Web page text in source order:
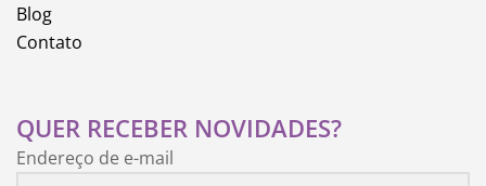
Blog
Contato
QUER RECEBER NOVIDADES?
Endereço de e-mail